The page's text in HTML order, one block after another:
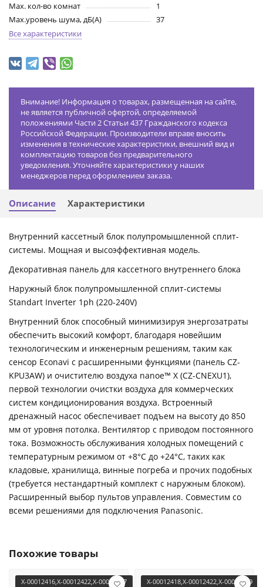
Max. кол-во комнат
1
Max.уровень шума, дБ(А)
37
Все характеристики
Внимание! Информация о товарах, размещенная на сайте,
не является публичной офертой, определяемой
положениями Части 2 Статьи 437 Гражданского кодекса
Российской Федерации. Производители вправе вносить
изменения в технические характеристики, внешний вид и
комплектацию товаров без предварительного
уведомления. Уточняйте характеристики у наших
менеджеров перед оформлением заказа.
Описание Характеристики
Внутренний кассетный блок полупромышленной сплит-
системы. Мощная и высоэффективная модель.
Декоративная панель для кассетного внутреннего блока
Наружный блок полупромышленной сплит-системы
Standart Inverter 1ph (220-240V)
Внутренний блок способный минимизируя энергозатраты
обеспечить высокий комфорт, благодаря новейшим
технологическим и инженерным решениям, таким как
сенсор Econavi с расширенными функциями (панель CZ-
KPU3AW) и очистителю воздуха nanoe™ X (CZ-CNEXU1),
первой технологии очистки воздуха для коммерческих
систем кондиционирования воздуха. Встроенный
дренажный насос обеспечивает подъем на высоту до 850
мм от уровня потолка. Вентилятор с приводом постоянного
тока. Возможность обслуживания холодных помещений с
температурным режимом от +8°С до +24°С, таких как
кладовые, хранилища, винные погреба и прочих подобных
(требуется нестандартный комплект с наружным блоком).
Расширенный выбор пультов управления. Совместим со
всеми решениями для подключения Panasonic.
Похожие товары
X-00012416,X-00012422,X-00012447 X-00012418,X-00012422,X-00012449